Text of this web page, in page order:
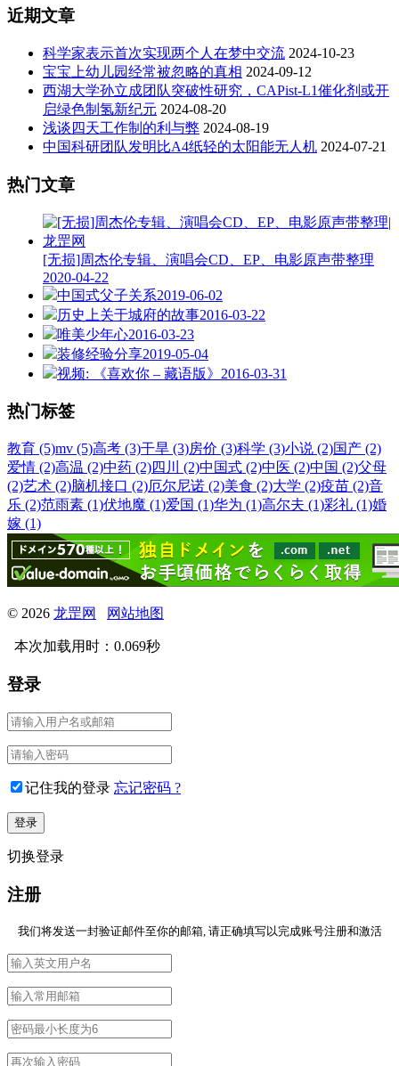
近期文章
科学家表示首次实现两个人在梦中交流 2024-10-23
宝宝上幼儿园经常被忽略的真相 2024-09-12
西湖大学孙立成团队突破性研究，CAPist-L1催化剂或开
启绿色制氢新纪元 2024-08-20
浅谈四天工作制的利与弊 2024-08-19
中国科研团队发明比A4纸轻的太阳能无人机 2024-07-21
热门文章
[无损]周杰伦专辑、演唱会CD、EP、电影原声带整理
2020-04-22
中国式父子关系2019-06-02
历史上关于城府的故事2016-03-22
唯美少年心2016-03-23
装修经验分享2019-05-04
视频: 《喜欢你 – 藏语版》 2016-03-31
热门标签
教育 (5)mv (5)高考 (3)干旱 (3)房价 (3)科学 (3)小说 (2)国产 (2)
爱情 (2)高温 (2)中药 (2)四川 (2)中国式 (2)中医 (2)中国 (2)父母
(2)艺术 (2)脑机接口 (2)厄尔尼诺 (2)美食 (2)大学 (2)疫苗 (2)音
乐 (2)范雨素 (1)伏地魔 (1)爱国 (1)华为 (1)高尔夫 (1)彩礼 (1)婚
嫁 (1)
© 2026 龙罡网 网站地图
本次加载用时：0.069秒
登录
记住我的登录 忘记密码 ?
切换登录
注册
我们将发送一封验证邮件至你的邮箱, 请正确填写以完成账号注册和激活